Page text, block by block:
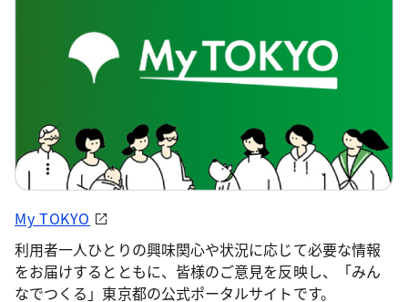
My TOKYO
利用者一人ひとりの興味関心や状況に応じて必要な情報
をお届けするとともに、皆様のご意見を反映し、「みん
なでつくる」東京都の公式ポータルサイトです。